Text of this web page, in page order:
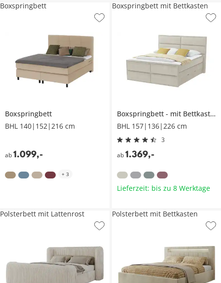
Boxspringbett
BHL 140|152|216 cm
ab1.099,-
Boxspringbett
+ 3
Boxspringbett
mit Bettkasten
BHL 157|136|226 cm
3
ab 1.369,-
Boxspringbett mit Bettkasten
Lieferzeit: bis zu 8 Werktage
Polsterbett mit Lattenrost Polsterbett mit Bettkasten